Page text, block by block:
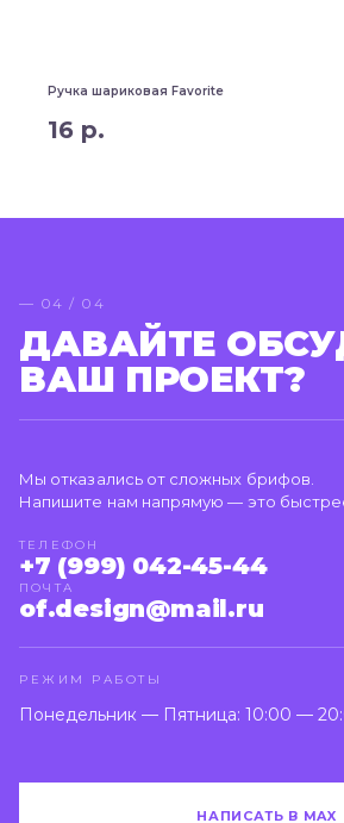
Ручка шариковая Favorite
16 р.
— 04 / 04
ДАВАЙТЕ
ВАШ ПРОЕКТ?
Мы отказались от сложных брифов.
Напишите нам напрямую — это
ТЕЛЕФОН
+7 (999) 042-45-44
ПОЧТА
of.design@mail.ru
РЕЖИМ РАБОТЫ
Понедельник — Пятница: 10:00 —
НАПИСАТЬ В MAX